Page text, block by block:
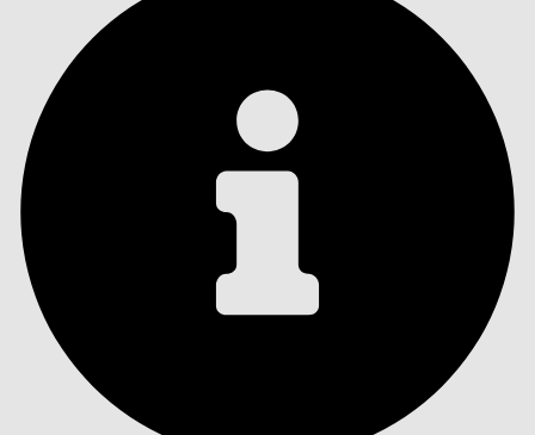
INDHOLD